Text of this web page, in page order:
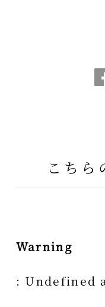
こちら
Warning
: Undefined